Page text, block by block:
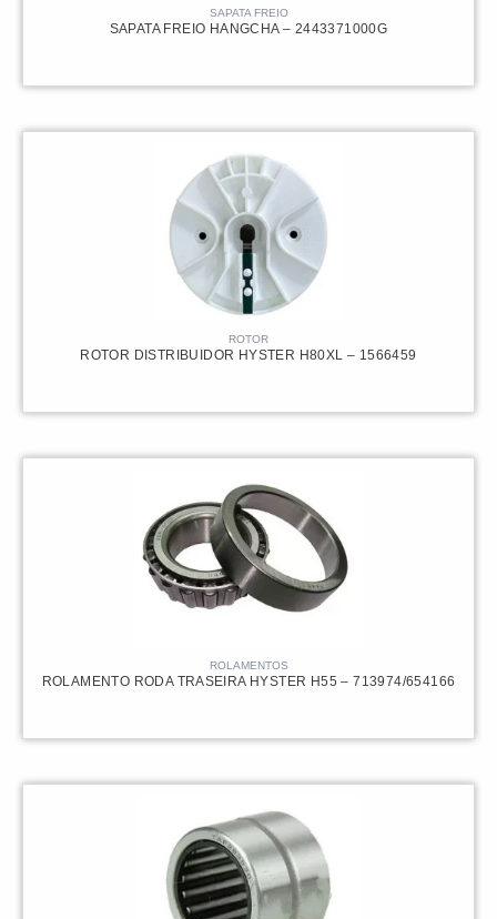
SAPATA FREIO
SAPATA FREIO HANGCHA – 2443371000G
ROTOR
ROTOR DISTRIBUIDOR HYSTER H80XL – 1566459
ROLAMENTOS
ROLAMENTO RODA TRASEIRA HYSTER H55 – 713974/654166